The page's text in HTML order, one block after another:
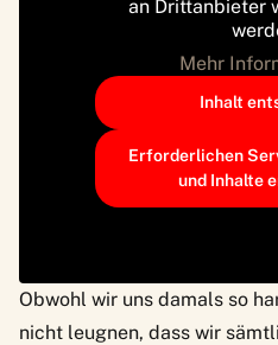
an Drittanbieter
Mehr
Inhalt
Erforderlichen
und Inhalte
Obwohl wir uns damals so
nicht leugnen, dass wir